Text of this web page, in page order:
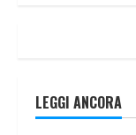
LEGGI ANCORA